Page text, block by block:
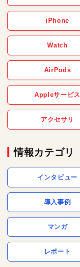
iPhone
Watch
AirPods
Appleサービス
アクセサリ
情報カテゴリ
インタビュー
導入事例
マンガ
レポート